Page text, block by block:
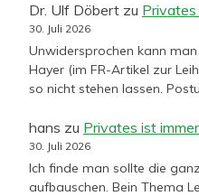
Dr. Ulf Döbert zu Privates
30. Juli 2026
Unwidersprochen kann
Hayer (im FR-Artikel zur
so nicht stehen lassen.
hans zu Privates ist
30. Juli 2026
Ich finde man sollte die
aufbauschen. Bein Thema